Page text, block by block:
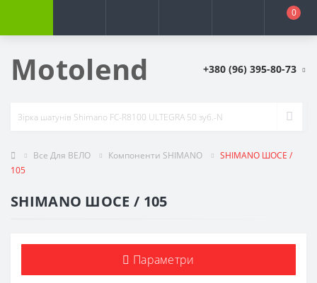
0
Motolend +380 (96) 395-80-73
Все Для ВЕЛО Компоненти SHIMANO
SHIMANO ШОСЕ /
105
SHIMANO ШОСЕ / 105
Параметри